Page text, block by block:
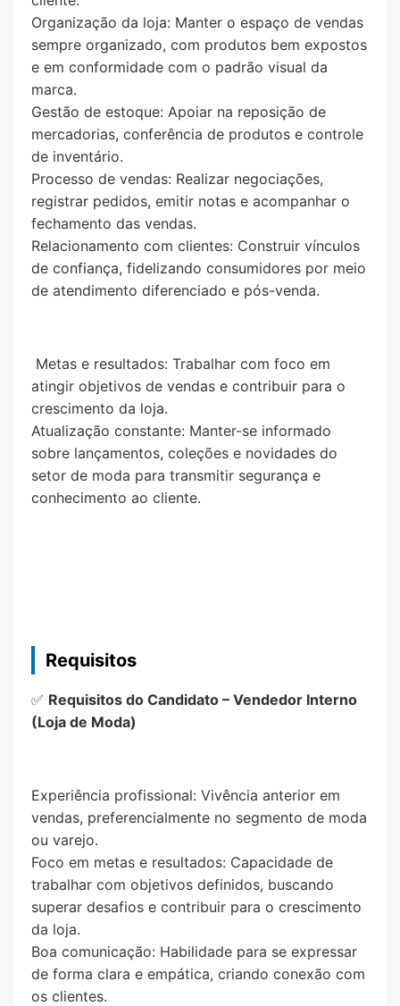
Organização da loja: Manter o espaço de vendas
sempre organizado, com produtos bem expostos
e em conformidade com o padrão visual da
marca.
Gestão de estoque: Apoiar na reposição de
mercadorias, conferência de produtos e controle
de inventário.
Processo de vendas: Realizar negociações,
registrar pedidos, emitir notas e acompanhar o
fechamento das vendas.
Relacionamento com clientes: Construir vínculos
de confiança, fidelizando consumidores por meio
de atendimento diferenciado e pós-venda.
Metas e resultados: Trabalhar com foco em
atingir objetivos de vendas e contribuir para o
crescimento da loja.
Atualização constante: Manter-se informado
sobre lançamentos, coleções e novidades do
setor de moda para transmitir segurança e
conhecimento ao cliente.
Requisitos
✅ Requisitos do Candidato – Vendedor Interno
(Loja de Moda)
Experiência profissional: Vivência anterior em
vendas, preferencialmente no segmento de moda
ou varejo.
Foco em metas e resultados: Capacidade de
trabalhar com objetivos definidos, buscando
superar desafios e contribuir para o crescimento
da loja.
Boa comunicação: Habilidade para se expressar
de forma clara e empática, criando conexão com
os clientes.